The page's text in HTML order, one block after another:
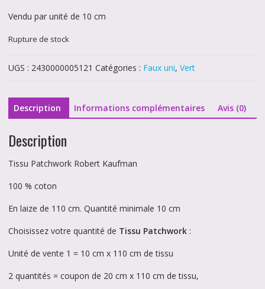
Vendu par unité de 10 cm
Rupture de stock
UGS : 2430000005121 Catégories : Faux uni, Vert
Description Informations complémentaires Avis (0)
Description
Tissu Patchwork Robert Kaufman
100 % coton
En laize de 110 cm. Quantité minimale 10 cm
Choisissez votre quantité de Tissu Patchwork:
Unité de vente 1 = 10 cm x 110 cm de tissu
2 quantités = coupon de 20 cm x 110 cm de tissu,